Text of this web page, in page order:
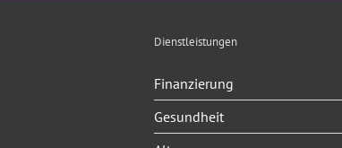
Dienstleistungen
Finanzierung
Gesundheit